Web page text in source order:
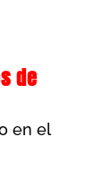
de
en el